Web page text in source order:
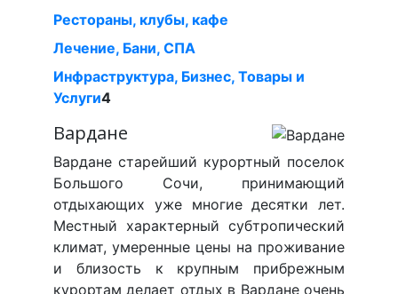
Рестораны, клубы, кафе
Лечение, Бани, СПА
Инфраструктура, Бизнес, Товары и
Услуги4
Вардане
Вардане старейший курортный поселок
Большого Сочи, принимающий
отдыхающих уже многие десятки лет.
Местный характерный субтропический
климат, умеренные цены на проживание
и близость к крупным прибрежным
курортам делает отдых в Вардане очень